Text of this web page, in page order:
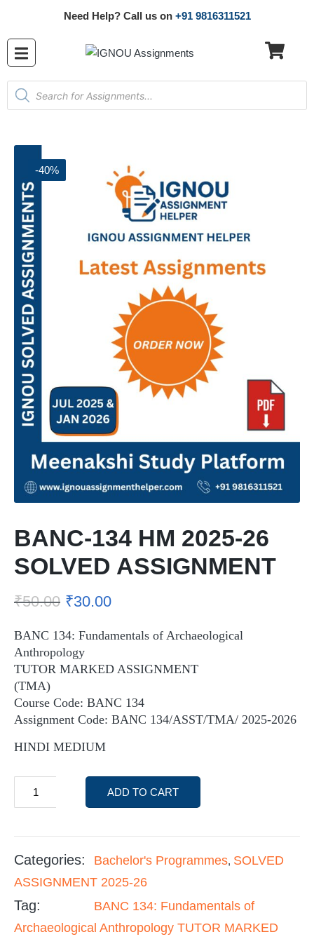
Need Help? Call us on +91 9816311521
-40%
BANC-134 HM 2025-26
SOLVED ASSIGNMENT
₹50.00 ₹30.00
BANC 134: Fundamentals of Archaeological
Anthropology
TUTOR MARKED ASSIGNMENT
(TMA)
Course Code: BANC 134
Assignment Code: BANC 134/ASST/TMA/ 2025-2026
HINDI MEDIUM
ADD TO CART
Categories: Bachelor's Programmes, SOLVED
ASSIGNMENT 2025-26
Tag:
BANC 134: Fundamentals of
Archaeological Anthropology TUTOR MARKED